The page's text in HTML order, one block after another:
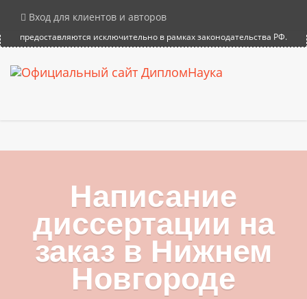
иные документы об образовании. Все услуги на сайте
предоставляются исключительно в рамках законодательства РФ.
Вход для клиентов и авторов
Написание
диссертации на
заказ в Нижнем
Новгороде